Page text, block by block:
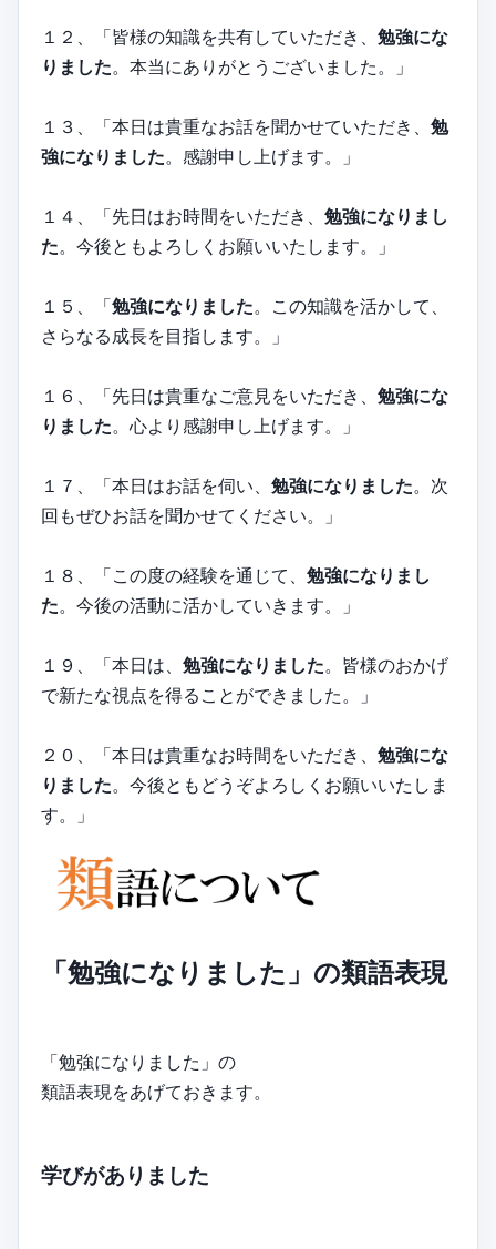
１２、「皆様の知識を共有していただき、 勉強にな
りました。本当にありがとうございました。」
１３、「本日は貴重なお話を聞かせていただき、 勉
強になりました。感謝申し上げます。」
１４、「先日はお時間をいただき、 勉強になりまし
た。今後ともよろしくお願いいたします。」
１５、「勉強になりました。この知識を活かして、
さらなる成長を目指します。」
１６、「先日は貴重なご意見をいただき、 勉強にな
りました。心より感謝申し上げます。」
１７、「本日はお話を伺い、 勉強になりました。次
回もぜひお話を聞かせてください。」
１８、「この度の経験を通じて、 勉強になりまし
た。今後の活動に活かしていきます。」
１９、「本日は、 勉強になりました。皆様のおかげ
で新たな視点を得ることができました。」
２０、「本日は貴重なお時間をいただき、 勉強にな
りました。今後ともどうぞよろしくお願いいたしま
す。」
「勉強になりました」の類語表現
「勉強になりました」の
類語表現をあげておきます。
学びがありました